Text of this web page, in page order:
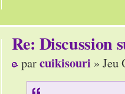
Re: Discussion
parcuikisouri » Jeu